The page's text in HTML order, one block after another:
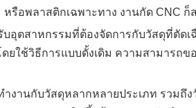
หรือพลาสติกเฉพาะทาง งานกัด CNC
ตสาหกรรมที่ต้องจัดการกับวัสดุที่ตัด
ยใช้วิธีการแบบดั้งเดิม ความสามาร
งานกับวัสดุหลากหลายประเภท รวมถึ